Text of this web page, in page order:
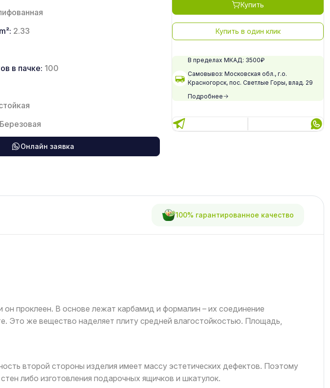
2.33
в пачке: 100
Березовая
Онлайн заявка
Купить
Купить в один клик
В пределах МКАД: 3500₽
Самовывоз: Московская обл., г.о.
Красногорск, пос. Светлые Горы, влад. 29
Подробнее
100% гарантированное качество
проклеен. В основе лежат карбамид и формалин – их соединение
Это же вещество наделяет плиту средней влагостойкостью. Площадь,
второй стороны изделия имеет массу эстетических дефектов. Поэтому
либо изготовления подарочных ящичков и шкатулок.